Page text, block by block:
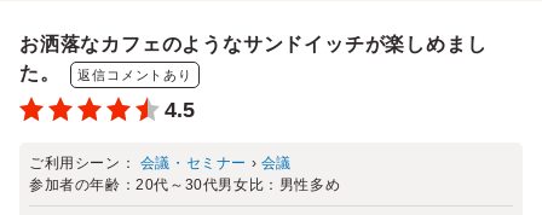
お洒落なカフェのようなサンドイッチが楽しめまし
た。
返信コメントあり
4.5
ご利用シーン： 会議・セミナー › 会議
参加者の年齢：20代～30代男女比： 男性多め